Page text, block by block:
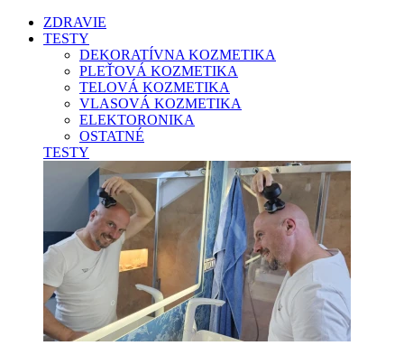
ZDRAVIE
TESTY
DEKORATÍVNA KOZMETIKA
PLEŤOVÁ KOZMETIKA
TELOVÁ KOZMETIKA
VLASOVÁ KOZMETIKA
ELEKTORONIKA
OSTATNÉ
TESTY